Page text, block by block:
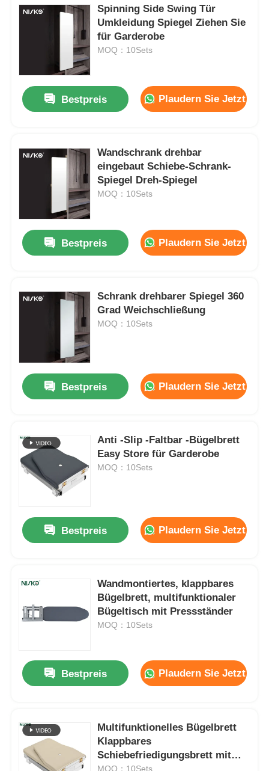
Produkte
Über uns
Fabrik Tour
Kontakt
Alle Fälle
Referenzen
Schranktürscharnier
Spinning Side Swing Tür
Umkleidung Spiegel Ziehen Sie
für Garderobe
MOQ：10Sets
Bestpreis Plaudern Sie Jetzt
Wandschrank drehbar
eingebaut Schiebe-Schrank-
Spiegel Dreh-Spiegel
MOQ：10Sets
Bestpreis Plaudern Sie Jetzt
Schrank drehbarer Spiegel 360
Grad Weichschließung
MOQ：10Sets
Bestpreis Plaudern Sie Jetzt
Anti -Slip -Faltbar -Bügelbrett
Easy Store für Garderobe
MOQ：10Sets
Bestpreis Plaudern Sie Jetzt
Wandmontiertes, klappbares
Bügelbrett, multifunktionaler
Bügeltisch mit Pressständer
MOQ：10Sets
Bestpreis Plaudern Sie Jetzt
Multifunktionelles Bügelbrett
Klappbares
Schiebefriedigungsbrett mit
ultradickem Polster
MOQ：10Sets